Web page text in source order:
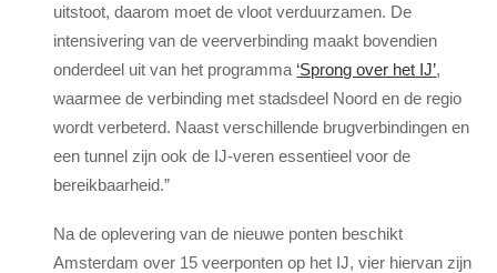
uitstoot, daarom moet de vloot verduurzamen. De
intensivering van de veerverbinding maakt bovendien
onderdeel uit van het programma ‘Sprong over het IJ’,
waarmee de verbinding met stadsdeel Noord en de regio
wordt verbeterd. Naast verschillende brugverbindingen en
een tunnel zijn ook de IJ-veren essentieel voor de
bereikbaarheid.”
Na de oplevering van de nieuwe ponten beschikt
Amsterdam over 15 veerponten op het IJ, vier hiervan zijn